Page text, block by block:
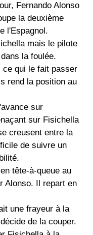
Fernando Alonso
la deuxième
l'Espagnol.
mais le pilote
la foulée.
ce qui le fait passer
rend la position au
sur
sur Fisichella
creusent entre la
de suivre un
tête-à-queue au
Alonso. Il repart en
une frayeur à la
de la couper.